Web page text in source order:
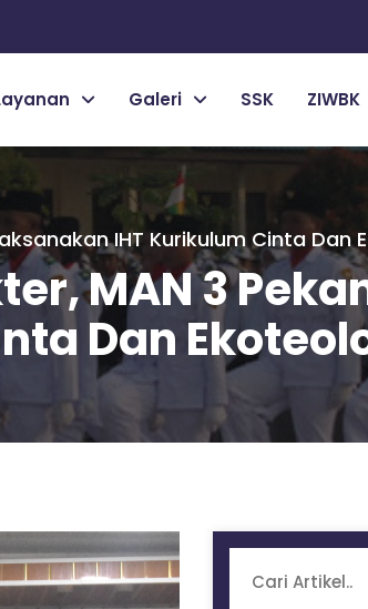
Galeri SSK ZIWBK
IHT Kurikulum Cinta Dan
MAN 3
Dan